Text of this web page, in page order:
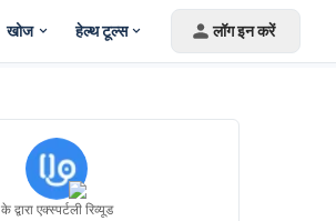
खोज हेल्थ टूल्स लॉग इन करें
के द्वारा एक्स्पर्टली रिव्यूड